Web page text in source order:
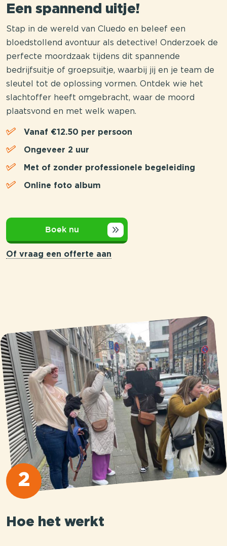
Een spannend uitje!
Stap in de wereld van Cluedo en beleef een
bloedstollend avontuur als detective! Onderzoek de
perfecte moordzaak tijdens dit spannende
bedrijfsuitje of groepsuitje, waarbij jij en je team de
sleutel tot de oplossing vormen. Ontdek wie het
slachtoffer heeft omgebracht, waar de moord
plaatsvond en met welk wapen.
Vanaf €12.50 per persoon
Ongeveer 2 uur
Met of zonder professionele begeleiding
Online foto album
Boek nu
Of vraag een offerte aan
2
Hoe het werkt